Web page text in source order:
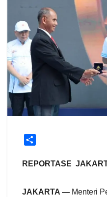
a
e
REPORTASE
JAKARTA — Menteri